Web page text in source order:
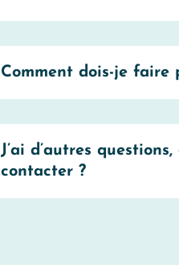
Comment dois-je faire
J’ai d’autres
contacter ?